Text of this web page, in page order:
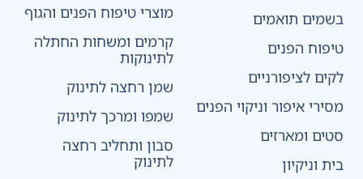
בשמים תואמים
טיפוח הפנים
לקים לציפורניים
מסירי איפור וניקוי הפנים
סטים ומארזים
בית וניקיון
מוצרי טיפוח הפנים והגוף
קרמים ומשחות החתלה
לתינוקות
שמן רחצה לתינוק
שמפו ומרכך לתינוק
סבון ותחליב רחצה
לתינוק